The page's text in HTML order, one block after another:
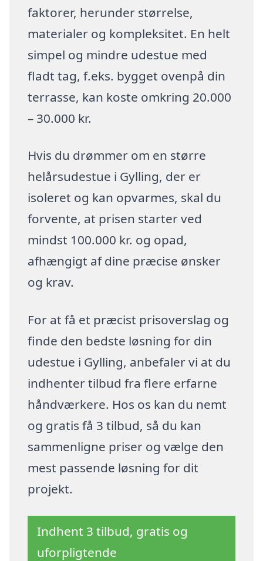
faktorer, herunder størrelse,
materialer og kompleksitet. En helt
simpel og mindre udestue med
fladt tag, f.eks. bygget ovenpå din
terrasse, kan koste omkring 20.000
– 30.000 kr.
Hvis du drømmer om en større
helårsudestue i Gylling, der er
isoleret og kan opvarmes, skal du
forvente, at prisen starter ved
mindst 100.000 kr. og opad,
afhængigt af dine præcise ønsker
og krav.
For at få et præcist prisoverslag og
finde den bedste løsning for din
udestue i Gylling, anbefaler vi at du
indhenter tilbud fra flere erfarne
håndværkere. Hos os kan du nemt
og gratis få 3 tilbud, så du kan
sammenligne priser og vælge den
mest passende løsning for dit
projekt.
Indhent 3 tilbud, gratis og
uforpligtende